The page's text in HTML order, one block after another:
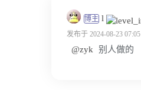
博主 l
发布于 2024-08-23 07:05
@zyk 别人做的